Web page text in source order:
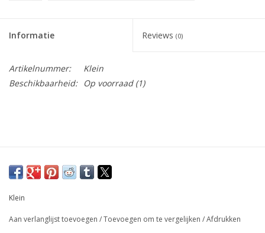
Informatie Reviews (0)
Artikelnummer:
Klein
Beschikbaarheid:
Op voorraad(1)
Klein
Aan verlanglijst toevoegen /Toevoegen om te vergelijken /Afdrukken